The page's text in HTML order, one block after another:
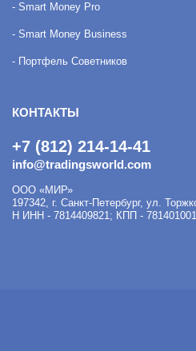
- Smart Money Pro
- Smart Money Business
- Портфель Советников
КОНТАКТЫ
+7 (812) 214-14-41
info@tradingsworld.com
ООО «МИР»
197342, г. Санкт-Петербург, ул.
Н ИНН - 7814409821; КПП -